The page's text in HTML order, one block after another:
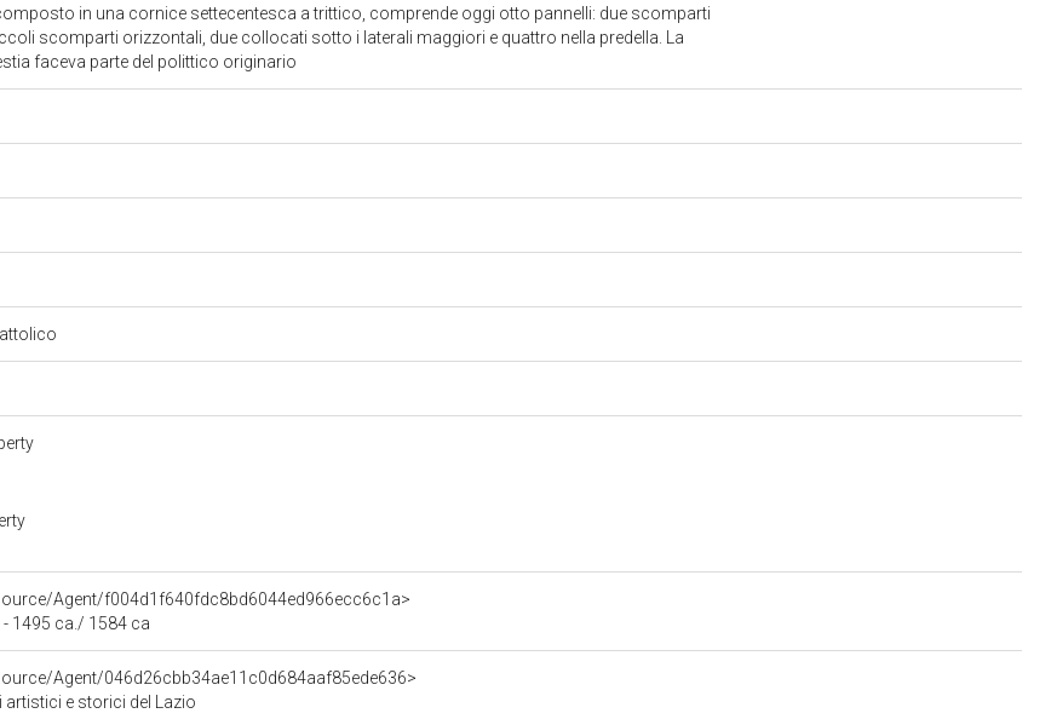
in una cornice settecentesca a trittico, comprende oggi otto pannelli: due scomparti
scomparti orizzontali, due collocati sotto i laterali maggiori e quattro nella predella. La
faceva parte del polittico originario
Agent/f004d1f640fdc8bd6044ed966ecc6c1a>
1495 ca./ 1584 ca
Agent/046d26cbb34ae11c0d684aaf85ede636>
artistici e storici del Lazio